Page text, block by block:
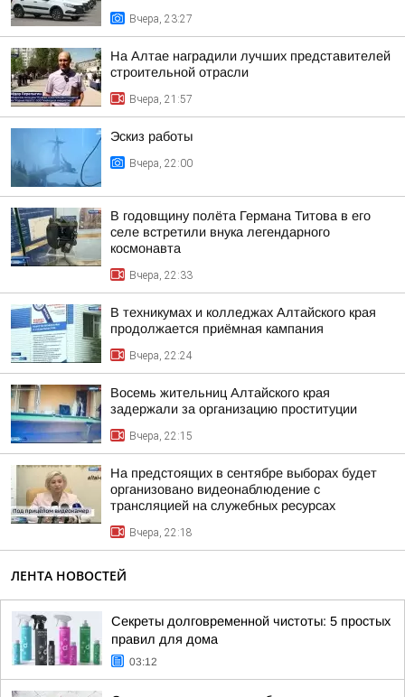
Вчера, 23:27
На Алтае наградили лучших представителей
строительной отрасли
Вчера, 21:57
Эскиз работы
Вчера, 22:00
В годовщину полёта Германа Титова в его
селе встретили внука легендарного
космонавта
Вчера, 22:33
В техникумах и колледжах Алтайского края
продолжается приёмная кампания
Вчера, 22:24
Восемь жительниц Алтайского края
задержали за организацию проституции
Вчера, 22:15
На предстоящих в сентябре выборах будет
организовано видеонаблюдение с
трансляцией на служебных ресурсах
Вчера, 22:18
ЛЕНТА НОВОСТЕЙ
Секреты долговременной чистоты: 5 простых
правил для дома
03:12